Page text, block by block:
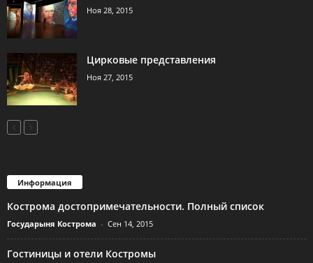
Ноя 28, 2015
Цирковые представления
Ноя 27, 2015
Информация
Кострома достопримечательности. Полный список
Государыня Кострома - Сен 14, 2015
Гостиницы и отели Костромы